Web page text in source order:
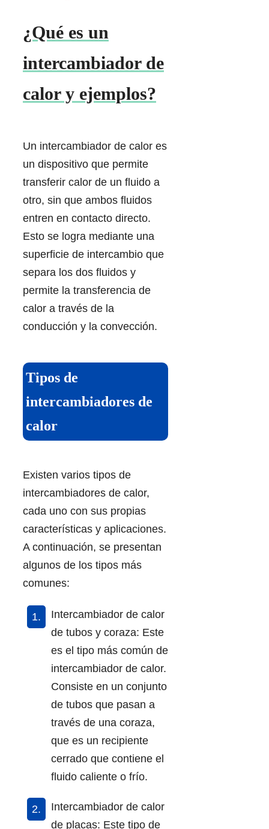
¿Qué es un
intercambiador de
calor y ejemplos?
Un intercambiador de calor es
un dispositivo que permite
transferir calor de un fluido a
otro, sin que ambos fluidos
entren en contacto directo.
Esto se logra mediante una
superficie de intercambio que
separa los dos fluidos y
permite la transferencia de
calor a través de la
conducción y la convección.
Tipos de
intercambiadores de
calor
Existen varios tipos de
intercambiadores de calor,
cada uno con sus propias
características y aplicaciones.
A continuación, se presentan
algunos de los tipos más
comunes:
Intercambiador de calor
de tubos y coraza: Este
es el tipo más común de
intercambiador de calor.
Consiste en un conjunto
de tubos que pasan a
través de una coraza,
que es un recipiente
cerrado que contiene el
fluido caliente o frío.
Intercambiador de calor
de placas: Este tipo de